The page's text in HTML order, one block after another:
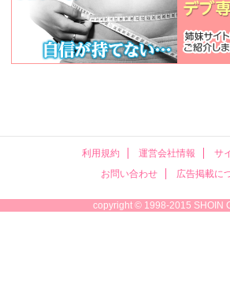
利用規約 運営会社情報
サ
お問い合わせ
広告掲載に
copyright © 1998-2015 SHOIN